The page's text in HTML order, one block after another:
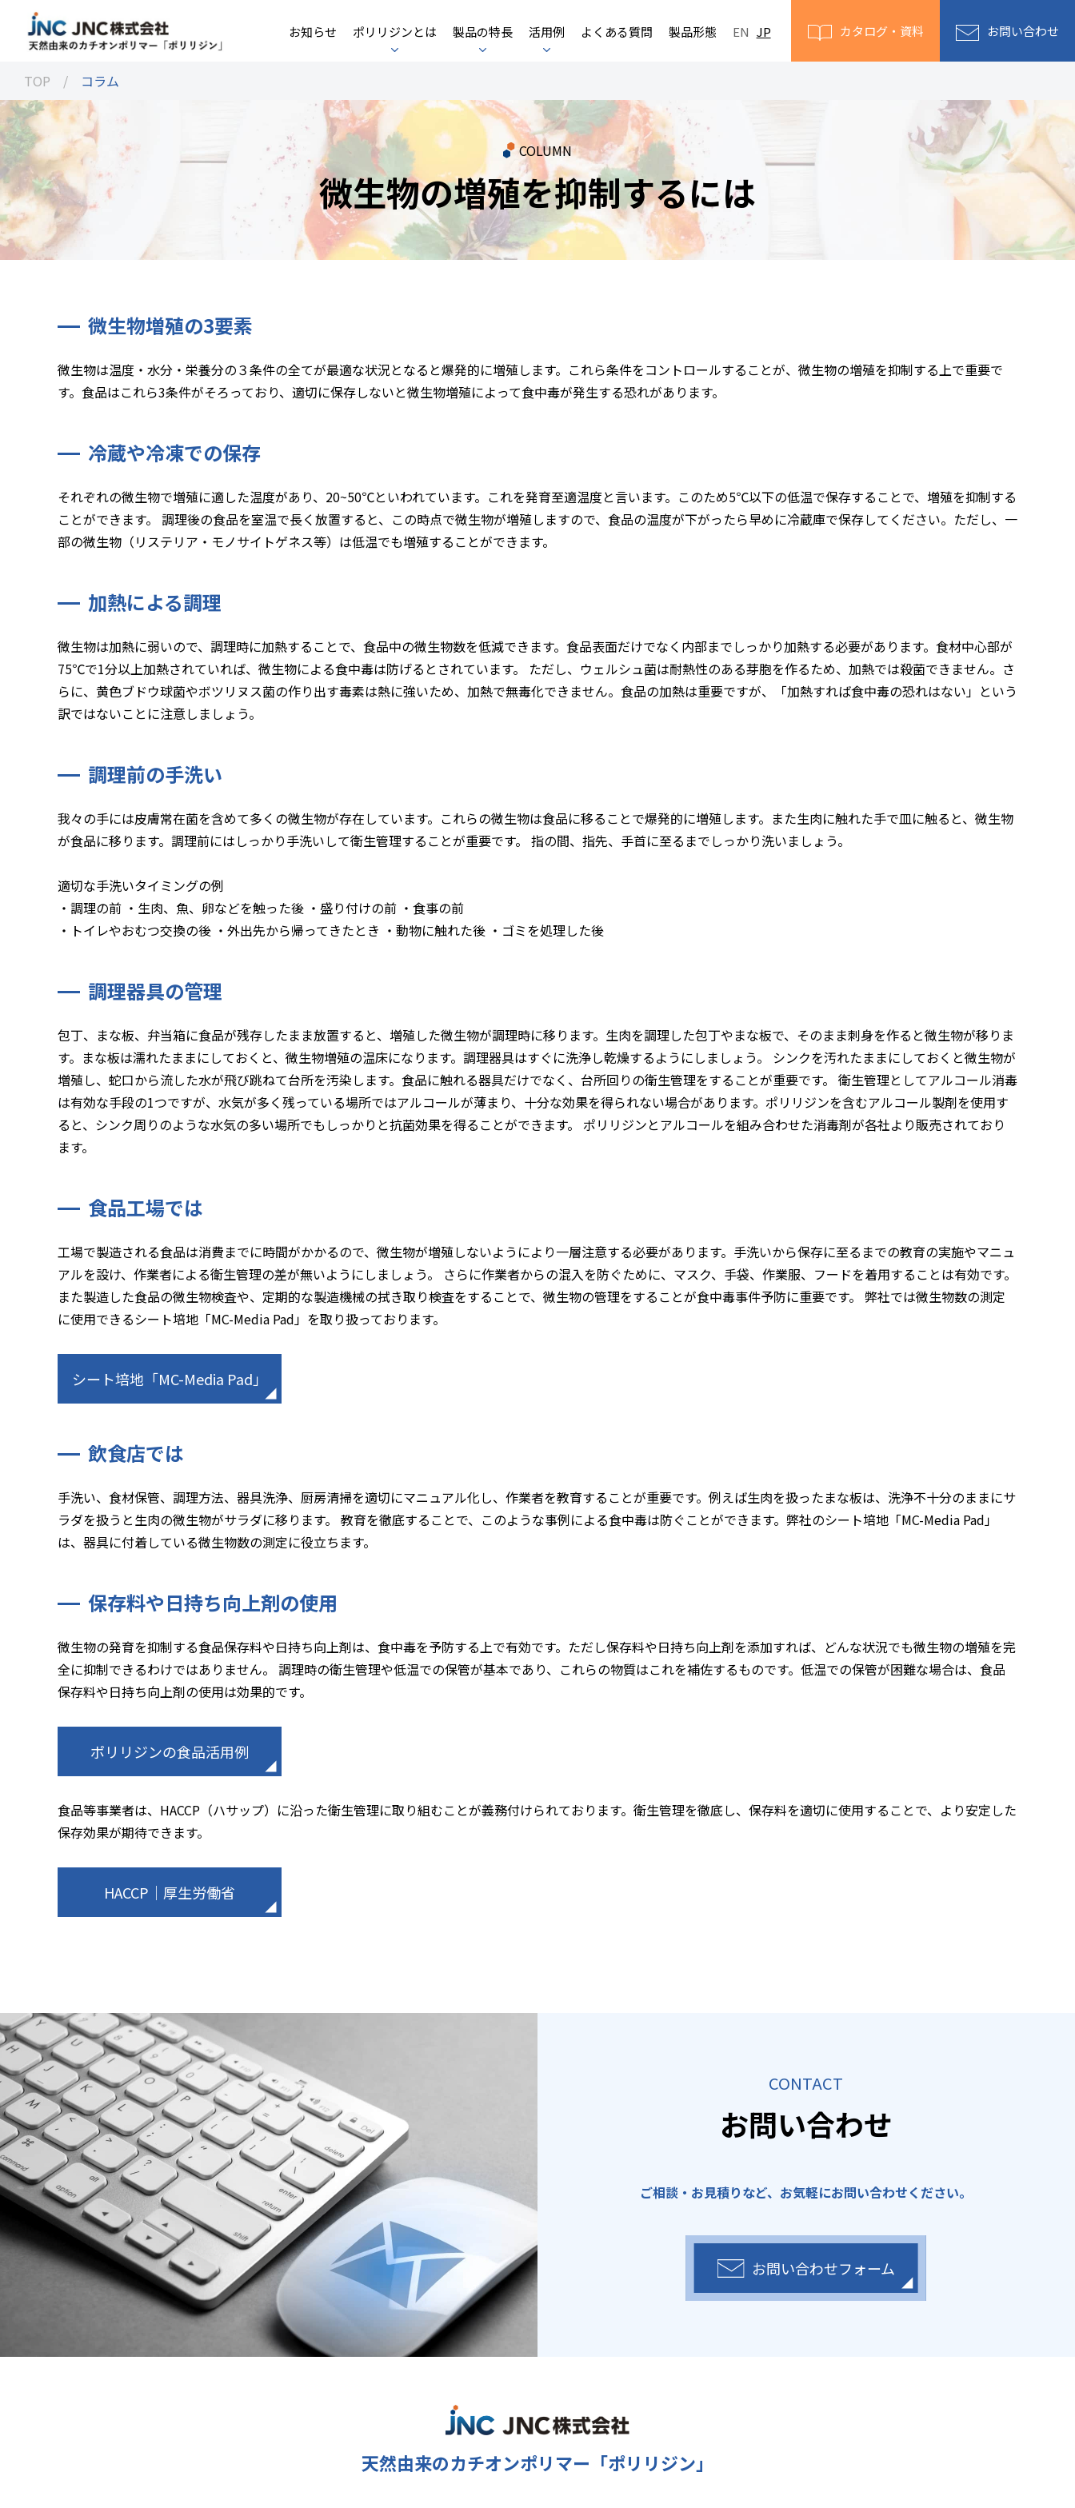
お知らせ ポリリジンとは 製品の特長 活用例 よくある質問 製品形態 EN JP カタログ・資料 お問い合わせ
TOP / コラム
COLUMN
微生物の増殖を抑制するには
微生物増殖の3要素
微生物は温度・水分・栄養分の３条件の全てが最適な状況となると爆発的に増殖します。これら条件をコントロールすることが、微生物の増殖を抑制する上で重要で
す。食品はこれら3条件がそろっており、適切に保存しないと微生物増殖によって食中毒が発生する恐れがあります。
冷蔵や冷凍での保存
それぞれの微生物で増殖に適した温度があり、20~50℃といわれています。これを発育至適温度と言います。このため5℃以下の低温で保存することで、増殖を抑制する
ことができます。 調理後の食品を室温で長く放置すると、この時点で微生物が増殖しますので、食品の温度が下がったら早めに冷蔵庫で保存してください。ただし、一
部の微生物（リステリア・モノサイトゲネス等）は低温でも増殖することができます。
加熱による調理
微生物は加熱に弱いので、調理時に加熱することで、食品中の微生物数を低減できます。食品表面だけでなく内部までしっかり加熱する必要があります。食材中心部が
75℃で1分以上加熱されていれば、微生物による食中毒は防げるとされています。 ただし、ウェルシュ菌は耐熱性のある芽胞を作るため、加熱では殺菌できません。さ
らに、黄色ブドウ球菌やボツリヌス菌の作り出す毒素は熱に強いため、加熱で無毒化できません。食品の加熱は重要ですが、「加熱すれば食中毒の恐れはない」という
訳ではないことに注意しましょう。
調理前の手洗い
我々の手には皮膚常在菌を含めて多くの微生物が存在しています。これらの微生物は食品に移ることで爆発的に増殖します。また生肉に触れた手で皿に触ると、微生物
が食品に移ります。調理前にはしっかり手洗いして衛生管理することが重要です。 指の間、指先、手首に至るまでしっかり洗いましょう。
適切な手洗いタイミングの例
・調理の前 ・生肉、魚、卵などを触った後 ・盛り付けの前 ・食事の前
・トイレやおむつ交換の後 ・外出先から帰ってきたとき ・動物に触れた後 ・ゴミを処理した後
調理器具の管理
包丁、まな板、弁当箱に食品が残存したまま放置すると、増殖した微生物が調理時に移ります。生肉を調理した包丁やまな板で、そのまま刺身を作ると微生物が移りま
す。まな板は濡れたままにしておくと、微生物増殖の温床になります。調理器具はすぐに洗浄し乾燥するようにしましょう。 シンクを汚れたままにしておくと微生物が
増殖し、蛇口から流した水が飛び跳ねて台所を汚染します。食品に触れる器具だけでなく、台所回りの衛生管理をすることが重要です。 衛生管理としてアルコール消毒
は有効な手段の1つですが、水気が多く残っている場所ではアルコールが薄まり、十分な効果を得られない場合があります。ポリリジンを含むアルコール製剤を使用す
ると、シンク周りのような水気の多い場所でもしっかりと抗菌効果を得ることができます。 ポリリジンとアルコールを組み合わせた消毒剤が各社より販売されており
ます。
食品工場では
工場で製造される食品は消費までに時間がかかるので、微生物が増殖しないようにより一層注意する必要があります。手洗いから保存に至るまでの教育の実施やマニュ
アルを設け、作業者による衛生管理の差が無いようにしましょう。 さらに作業者からの混入を防ぐために、マスク、手袋、作業服、フードを着用することは有効です。
また製造した食品の微生物検査や、定期的な製造機械の拭き取り検査をすることで、微生物の管理をすることが食中毒事件予防に重要です。 弊社では微生物数の測定
に使用できるシート培地「MC-Media Pad」を取り扱っております。
シート培地「MC-Media Pad」
飲食店では
手洗い、食材保管、調理方法、器具洗浄、厨房清掃を適切にマニュアル化し、作業者を教育することが重要です。例えば生肉を扱ったまな板は、洗浄不十分のままにサ
ラダを扱うと生肉の微生物がサラダに移ります。 教育を徹底することで、このような事例による食中毒は防ぐことができます。弊社のシート培地「MC-Media Pad」
は、器具に付着している微生物数の測定に役立ちます。
保存料や日持ち向上剤の使用
微生物の発育を抑制する食品保存料や日持ち向上剤は、食中毒を予防する上で有効です。ただし保存料や日持ち向上剤を添加すれば、どんな状況でも微生物の増殖を完
全に抑制できるわけではありません。 調理時の衛生管理や低温での保管が基本であり、これらの物質はこれを補佐するものです。低温での保管が困難な場合は、食品
保存料や日持ち向上剤の使用は効果的です。
ポリリジンの食品活用例
食品等事業者は、HACCP（ハサップ）に沿った衛生管理に取り組むことが義務付けられております。衛生管理を徹底し、保存料を適切に使用することで、より安定した
保存効果が期待できます。
HACCP｜厚生労働省
CONTACT
お問い合わせ
ご相談・お見積りなど、 お気軽にお問い合わせください。
お問い合わせフォーム
天然由来のカチオンポリマー 「ポリリジン」